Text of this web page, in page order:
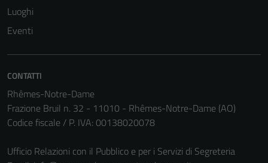
Luoghi
Eventi
CONTATTI
Rhêmes-Notre-Dame
Frazione Bruil n. 32 - 11010 - Rhêmes-Notre-Dame (AO)
Codice fiscale / P. IVA: 00138020078
Ufficio Relazioni con il Pubblico e per i Servizi di Segreteria